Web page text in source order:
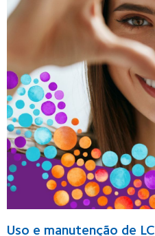
Uso e manutenção de LC